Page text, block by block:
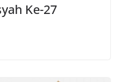
Ke-27